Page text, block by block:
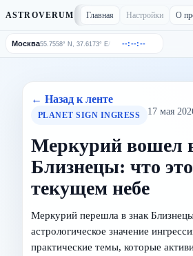
ASTROVERUM Главная Настройки О
Москва55.7558° N, 37.6173° E/ --:--:--
← Назад к ленте
PLANET SIGN INGRESS 17 мая
Меркурий вошел
Близнецы: что
текущем небе
Меркурий перешла в знак
астрологическое значение
практические темы, которые